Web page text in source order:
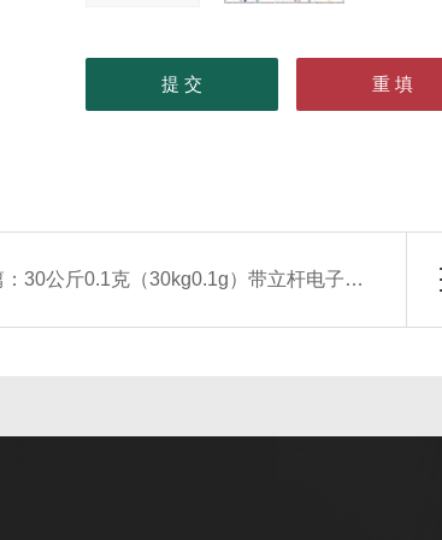
：30公斤0.1克（30kg0.1g）带立杆电子台秤厂家